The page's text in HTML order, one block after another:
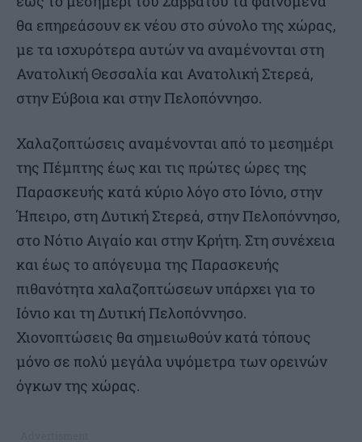
θα επηρεάσουν εκ νέου στο σύνολο της χώρας,
με τα ισχυρότερα αυτών να αναμένονται στη
Ανατολική Θεσσαλία και Ανατολική Στερεά,
στην Εύβοια και στην Πελοπόννησο.
Χαλαζοπτώσεις αναμένονται από το μεσημέρι
της Πέμπτης έως και τις πρώτες ώρες της
Παρασκευής κατά κύριο λόγο στο Ιόνιο, στην
Ήπειρο, στη Δυτική Στερεά, στην Πελοπόννησο,
στο Νότιο Αιγαίο και στην Κρήτη. Στη συνέχεια
και έως το απόγευμα της Παρασκευής
πιθανότητα χαλαζοπτώσεων υπάρχει για το
Ιόνιο και τη Δυτική Πελοπόννησο.
Χιονοπτώσεις θα σημειωθούν κατά τόπους
μόνο σε πολύ μεγάλα υψόμετρα των ορεινών
όγκων της χώρας.